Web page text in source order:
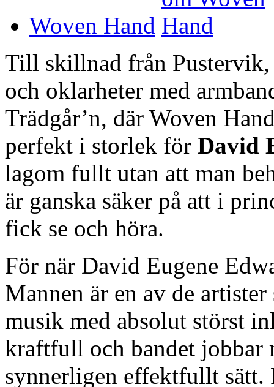
Woven Hand
Till skillnad från Pustervik,
och oklarheter med
Trädgår’n, där Woven
perfekt i storlek för David
lagom fullt utan att man
är ganska säker på att i
fick se och höra.
För när David Eugene
Mannen är en av de
musik med absolut störst
kraftfull och bandet jobbar
synnerligen effektfullt